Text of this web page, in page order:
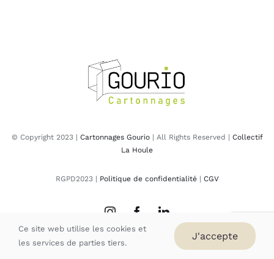
© Copyright 2023 | Cartonnages Gourio| All Rights Reserved | Collectif
La Houle
RGPD2023 | Politique de confidentialité| CGV
Ce site web utilise les cookies et
les services de parties tiers.
J'accepte